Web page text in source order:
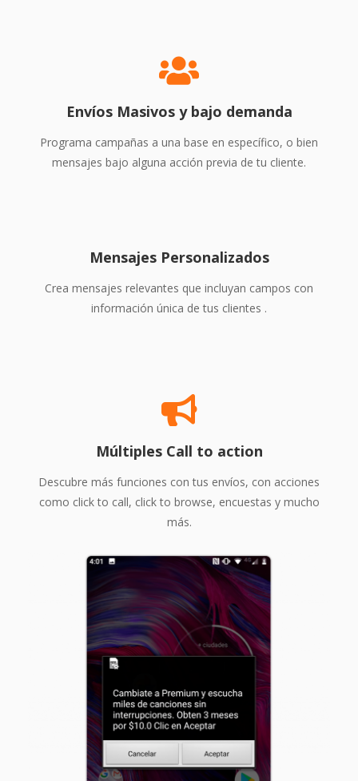
Envíos Masivos y bajo demanda
Programa campañas a una base en específico, o bien
mensajes bajo alguna acción previa de tu cliente.
Mensajes Personalizados
Crea mensajes relevantes que incluyan campos con
información única de tus clientes .
Múltiples Call to action
Descubre más funciones con tus envíos, con acciones
como click to call, click to browse, encuestas y mucho
más.